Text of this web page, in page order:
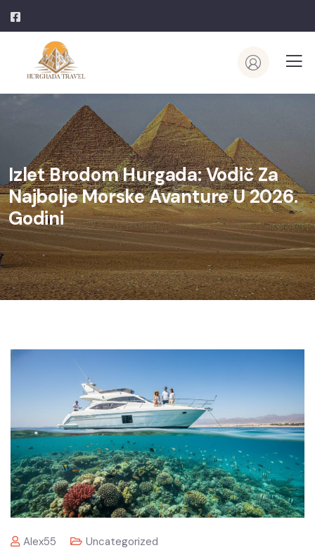
Izlet Brodom Hurgada: Vodič Za
Najbolje Morske Avanture U 2026.
Godini
Alex55 Uncategorized